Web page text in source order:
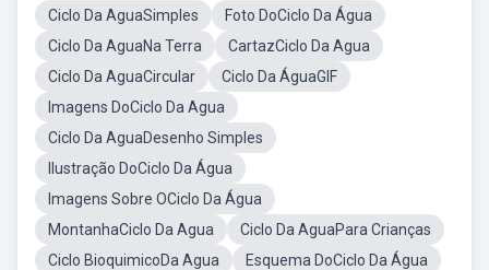
Ciclo Da AguaSimples
Foto DoCiclo Da Água
Ciclo Da AguaNa Terra
CartazCiclo Da Agua
Ciclo Da AguaCircular
Ciclo Da ÁguaGIF
Imagens DoCiclo Da Agua
Ciclo Da AguaDesenho Simples
Ilustração DoCiclo Da Água
Imagens Sobre OCiclo Da Água
MontanhaCiclo Da Agua
Ciclo Da AguaPara Crianças
Ciclo BioquimicoDa Agua
Esquema DoCiclo Da Água